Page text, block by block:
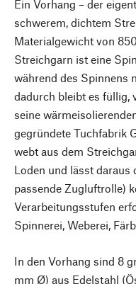
Ein Vorhang – der
schwerem, dichtem
Materialgewicht von
Streichgarn ist eine
während des Spinnens
dadurch bleibt es füllig,
seine
gegründete Tuchfabrik
webt aus dem
Loden und lässt daraus
passende Zugluftrolle)
Verarbeitungsstufen
Spinnerei, Weberei,
In den Vorhang sind 8
mm Ø) aus Edelstahl